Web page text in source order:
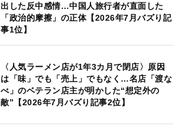
出した反中感情…中国人旅行者が直面した
「政治的摩擦」の正体【2026年7月バズり記
事1位】
〈人気ラーメン店が1年3カ月で閉店〉原因
は「味」でも「売上」でもなく…名店「渡な
べ」のベテラン店主が明かした“想定外の
敵”【2026年7月バズり記事2位】